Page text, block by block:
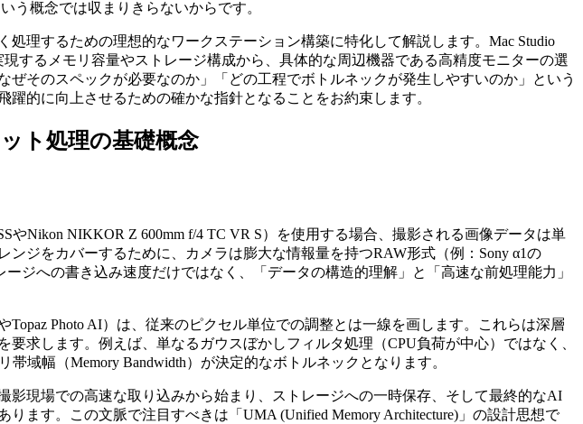
う概念では収まりきらないからです。
理するための理想的なワークステーション構築に特化して解説します。Mac Studio
するメモリ容量やストレージ構成から、具体的な周辺機器である高精度モニターの選
そのスペックが必要なのか」「どの工程でボトルネックが発生しやすいのか」という
的に向上させるための確かな指針となることをお約束します。
ト処理の基礎概念
やNikon NIKKOR Z 600mm f/4 TC VR S）を使用する場合、撮影される画像データは単
ジをカバーするために、カメラは膨大な情報量を持つRAW形式（例：Sony α1の
ジへの書き込み速度だけではなく、「データの構造的理解」と「高速な前処理能力」
Photo AI）は、従来のピクセル単位での調整とは一線を画します。これらは深層
求します。例えば、単なるガウスぼかしフィルタ処理（CPU負荷が中心）ではなく、
域幅（Memory Bandwidth）が決定的なボトルネックとなります。
現場での高速な取り込みから始まり、ストレージへの一時保存、そして最終的なAI
ます。この文脈で注目すべきは「UMA (Unified Memory Architecture)」の設計思想で